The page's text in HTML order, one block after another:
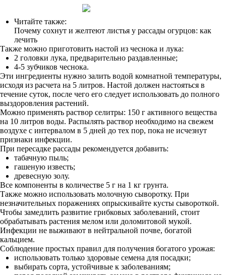
Читайте также:
Почему сохнут и желтеют листья у рассады огурцов: как
лечить
Также можно приготовить настой из чеснока и лука:
2 головки лука, предварительно раздавленные;
4-5 зубчиков чеснока.
Эти ингредиенты нужно залить водой комнатной температуры,
исходя из расчета на 5 литров. Настой должен настояться в
течение суток, после чего его следует использовать до полного
выздоровления растений.
Можно применять раствор селитры: 150 г активного вещества
на 10 литров воды. Распылять раствор необходимо на свежем
воздухе с интервалом в 5 дней до тех пор, пока не исчезнут
признаки инфекции.
При пересадке рассады рекомендуется добавить:
табачную пыль;
гашеную известь;
древесную золу.
Все компоненты в количестве 5 г на 1 кг грунта.
Также можно использовать молочную сыворотку. При
незначительных поражениях опрыскивайте кусты сывороткой.
Чтобы замедлить развитие грибковых заболеваний, стоит
обрабатывать растения мелом или доломитовой мукой.
Инфекции не выживают в нейтральной почве, богатой
кальцием.
Соблюдение простых правил для получения богатого урожая:
использовать только здоровые семена для посадки;
выбирать сорта, устойчивые к заболеваниям;